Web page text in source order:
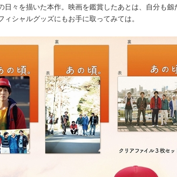
日々を描いた本作。映画を鑑賞したあとは、自分も
ィシャルグッズにもお手に取ってみては。